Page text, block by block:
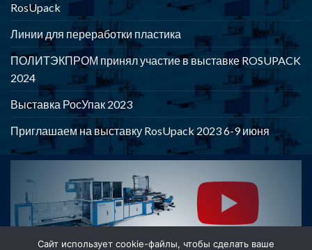
RosUpack
Линии для переработки пластика
ПОЛИТЭКПРОМ принял участие в выставке ROSUPACK
2024
Выставка РосУпак 2023
Приглашаем на выставку RosUpack 2023 6-9 июня
переработки полимерной продукции
Сайт использует cookie-файлы, чтобы сделать ваше